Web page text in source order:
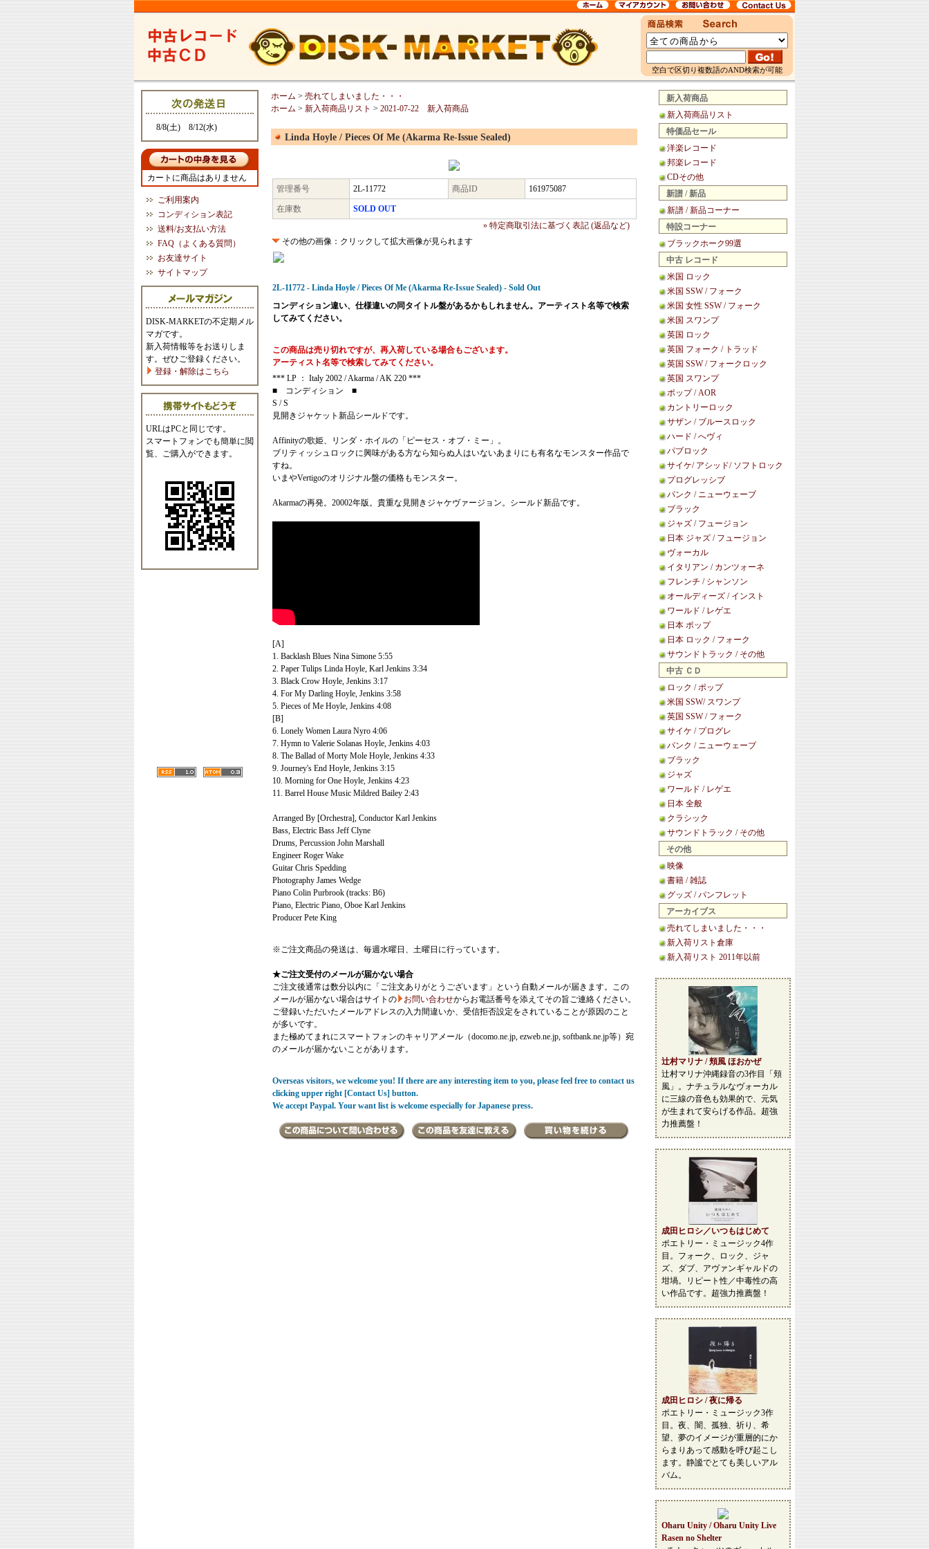
空白で区切り複数語のAND検索が可能
8/8(土) 8/12(水)
カートに商品はありません
ご利用案内
コンディション表記
送料/お支払い方法
FAQ（よくある質問）
お友達サイト
サイトマップ
DISK-MARKETの不定期メル
マガです。
新入荷情報等をお送りしま
す。ぜひご登録ください。
登録・解除はこちら
URLはPCと同じです。
スマートフォンでも簡単に閲
覧、ご購入ができます。
新入荷商品
新入荷商品リスト
特価品セール
洋楽レコード
邦楽レコード
CDその他
新譜 / 新品
新譜 / 新品コーナー
特設コーナー
ブラックホーク99選
中古 レコード
米国 ロック
米国 SSW / フォーク
米国 女性 SSW / フォーク
米国 スワンプ
英国 ロック
英国 フォーク / トラッド
英国 SSW / フォークロック
英国 スワンプ
ポップ / AOR
カントリーロック
サザン / ブルースロック
ハード / へヴィ
パブロック
サイケ/ アシッド/ ソフトロック
プログレッシブ
パンク / ニューウェーブ
ブラック
ジャズ / フュージョン
日本 ジャズ / フュージョン
ヴォーカル
イタリアン / カンツォーネ
フレンチ / シャンソン
オールディーズ / インスト
ワールド / レゲエ
日本 ポップ
日本 ロック / フォーク
サウンドトラック / その他
中古 ＣＤ
ロック / ポップ
米国 SSW/ スワンプ
英国 SSW / フォーク
サイケ / プログレ
パンク / ニューウェーブ
ブラック
ジャズ
ワールド / レゲエ
日本 全般
クラシック
サウンドトラック / その他
その他
映像
書籍 / 雑誌
グッズ / パンフレット
アーカイブス
売れてしまいました・・・
新入荷リスト倉庫
新入荷リスト 2011年以前
辻村マリナ / 頬風 ほおかぜ
辻村マリナ沖縄録音の3作目「頬
風」。ナチュラルなヴォーカル
に三線の音色も効果的で、元気
が生まれて安らげる作品。超強
力推薦盤！
成田ヒロシ／いつもはじめて
ポエトリー・ミュージック4作
目。フォーク、ロック、ジャ
ズ、ダブ、アヴァンギャルドの
坩堝。リピート性／中毒性の高
い作品です。超強力推薦盤！
成田ヒロシ / 夜に帰る
ポエトリー・ミュージック3作
目。夜、闇、孤独、祈り、希
望、夢のイメージが重層的にか
らまりあって感動を呼び起こし
ます。静謐でとても美しいアル
バム。
Oharu Unity / Oharu Unity Live
Rasen no Shelter
ホーム > 売れてしまいました・・・
ホーム > 新入荷商品リスト > 2021-07-22 新入荷商品
Linda Hoyle / Pieces Of Me (Akarma Re-Issue Sealed)
管理番号 2L-11772 商品ID 161975087
在庫数
SOLD OUT
» 特定商取引法に基づく表記 (返品など)
その他の画像：クリックして拡大画像が見られます
2L-11772 - Linda Hoyle / Pieces Of Me (Akarma Re-Issue Sealed) - Sold Out
コンディション違い、仕様違いの同タイトル盤があるかもしれません。アーティスト名等で検索
してみてください。
この商品は売り切れですが、再入荷している場合もございます。
アーティスト名等で検索してみてください。
*** LP ： Italy 2002 / Akarma / AK 220 ***
■ コンディション ■
S / S
見開きジャケット新品シールドです。
Affinityの歌姫、リンダ・ホイルの「ピーセス・オブ・ミー」。
ブリティッシュロックに興味がある方なら知らぬ人はいないあまりにも有名なモンスター作品で
すね。
いまやVertigoのオリジナル盤の価格もモンスター。
Akarmaの再発。20002年版。貴重な見開きジャケヴァージョン。シールド新品です。
[A]
1. Backlash Blues Nina Simone 5:55
2. Paper Tulips Linda Hoyle, Karl Jenkins 3:34
3. Black Crow Hoyle, Jenkins 3:17
4. For My Darling Hoyle, Jenkins 3:58
5. Pieces of Me Hoyle, Jenkins 4:08
[B]
6. Lonely Women Laura Nyro 4:06
7. Hymn to Valerie Solanas Hoyle, Jenkins 4:03
8. The Ballad of Morty Mole Hoyle, Jenkins 4:33
9. Journey's End Hoyle, Jenkins 3:15
10. Morning for One Hoyle, Jenkins 4:23
11. Barrel House Music Mildred Bailey 2:43
Arranged By [Orchestra], Conductor Karl Jenkins
Bass, Electric Bass Jeff Clyne
Drums, Percussion John Marshall
Engineer Roger Wake
Guitar Chris Spedding
Photography James Wedge
Piano Colin Purbrook (tracks: B6)
Piano, Electric Piano, Oboe Karl Jenkins
Producer Pete King
※ご注文商品の発送は、毎週水曜日、土曜日に行っています。
★ご注文受付のメールが届かない場合
ご注文後通常は数分以内に「ご注文ありがとうございます」という自動メールが届きます。この
メールが届かない場合はサイトの
お問い合わせからお電話番号を添えてその旨ご連絡ください。
ご登録いただいたメールアドレスの入力間違いか、受信拒否設定をされていることが原因のこと
が多いです。
また極めてまれにスマートフォンのキャリアメール（docomo.ne.jp, ezweb.ne.jp, softbank.ne.jp等）宛
のメールが届かないことがあります。
Overseas visitors, we welcome you! If there are any interesting item to you, please feel free to contact us
clicking upper right [Contact Us] button.
We accept Paypal. Your want list is welcome especially for Japanese press.